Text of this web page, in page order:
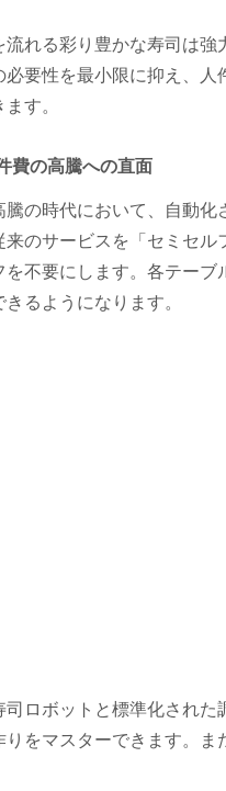
流れる彩り豊かな寿司は
必要性を最小限に抑え、
す。
費の高騰への直面
の時代において、自動化
来のサービスを「セミセ
を不要にします。各テー
るようになります。
司ロボットと標準化された
りをマスターできます。